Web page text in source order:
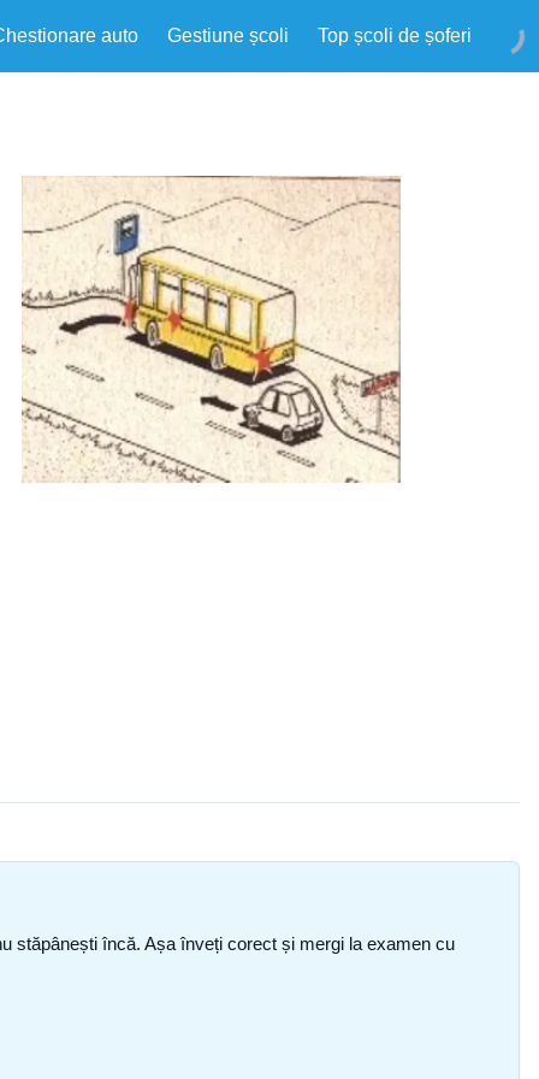
auto Gestiune școli Top școli de șoferi
stăpânești încă. Așa înveți corect și mergi la examen cu